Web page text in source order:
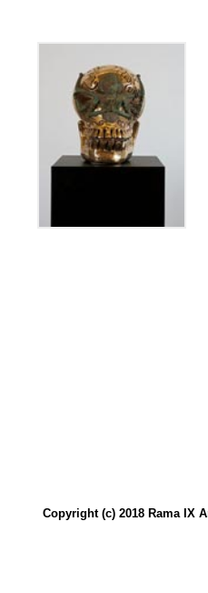
Copyright (c) 2018 Rama IX